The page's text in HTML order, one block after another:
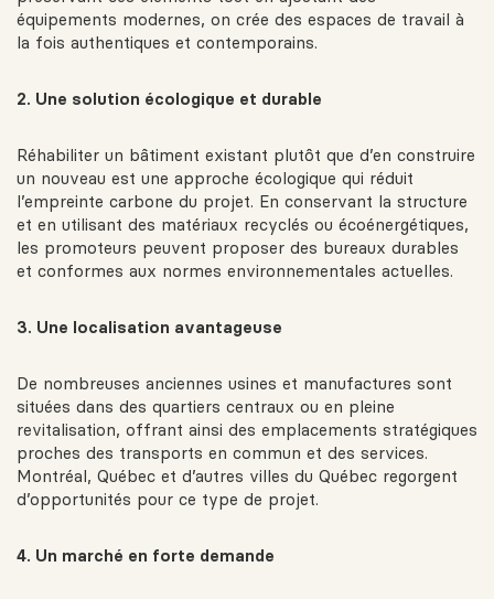
équipements modernes, on crée des espaces de travail à
la fois authentiques et contemporains.
2. Une solution écologique et durable
Réhabiliter un bâtiment existant plutôt que d’en construire
un nouveau est une approche écologique qui réduit
l’empreinte carbone du projet. En conservant la structure
et en utilisant des matériaux recyclés ou écoénergétiques,
les promoteurs peuvent proposer des bureaux durables
et conformes aux normes environnementales actuelles.
3. Une localisation avantageuse
De nombreuses anciennes usines et manufactures sont
situées dans des quartiers centraux ou en pleine
revitalisation, offrant ainsi des emplacements stratégiques
proches des transports en commun et des services.
Montréal, Québec et d’autres villes du Québec regorgent
d’opportunités pour ce type de projet.
4. Un marché en forte demande